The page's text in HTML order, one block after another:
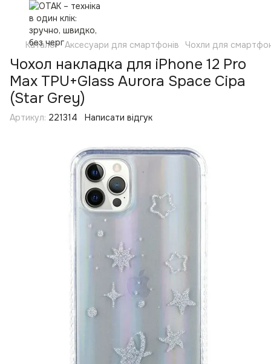
Каталог Аксесуари для смартфонів Чохли для
Чохол накладка для iPhone 12 Pro
Max TPU+Glass Aurora Space Сіра
(Star Grey)
Артикул: 221314 Написати відгук